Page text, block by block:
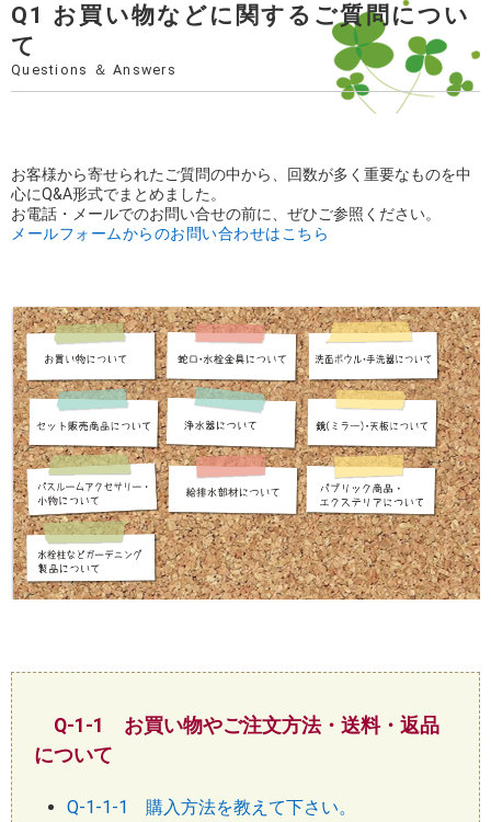
Q1 お買い物などに関するご質問につい
て
Questions ＆ Answers
お客様から寄せられたご質問の中から、回数が多く重要なものを中
心にQ&A形式でまとめました。
お電話・メールでのお問い合せの前に、ぜひご参照ください。
メールフォームからのお問い合わせはこちら
Q-1-1 お買い物やご注文方法・送料・返品
について
Q-1-1-1 購入方法を教えて下さい。